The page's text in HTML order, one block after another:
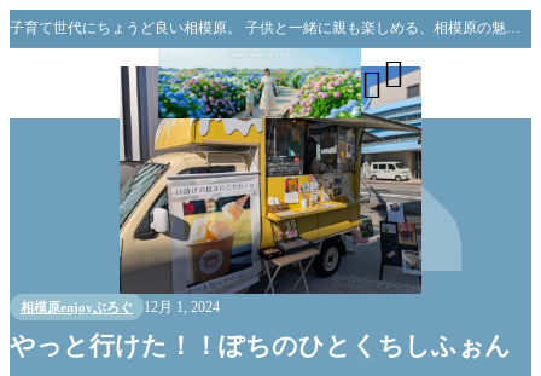
相模原enjoyぶろぐ 12月 1, 2024
やっと行けた！！ぽちのひとくちしふぉん
子育て世代にちょうど良い相模原。 子供と一緒に親も楽しめる、相模原の魅力をお伝えできればと思っています。
